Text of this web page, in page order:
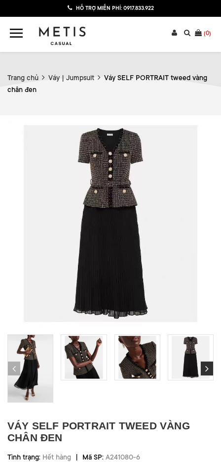
HỖ TRỢ MIỄN PHÍ: 0917.833.922
(0)
Trang chủ Váy | Jumpsuit
Váy SELF PORTRAIT tweed vàng
chân đen
VÁY SELF PORTRAIT TWEED VÀNG
CHÂN ĐEN
Tình trạng: Hết hàng | Mã SP: A241080-6